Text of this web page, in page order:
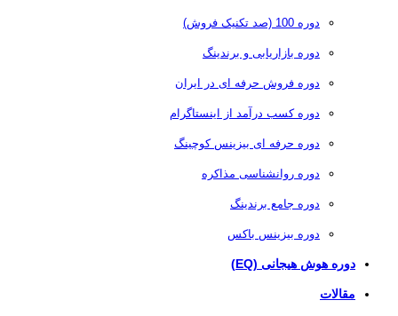
دوره 100 (صد تکنیک فروش)
دوره بازاریابی و برندینگ
دوره فروش حرفه ای در ایران
دوره کسب درآمد از اینستاگرام
دوره حرفه ای بیزینس کوچینگ
دوره روانشناسی مذاکره
دوره جامع برندینگ
دوره بیزینس باکس
دوره هوش هیجانی (EQ)
مقالات